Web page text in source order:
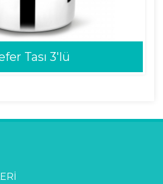
Tası 3'lü